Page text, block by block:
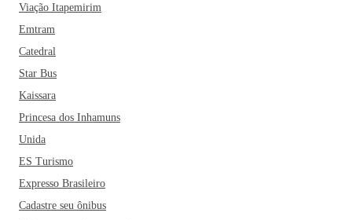
Viação Itapemirim
Emtram
Catedral
Star Bus
Kaissara
Princesa dos Inhamuns
Unida
ES Turismo
Expresso Brasileiro
Cadastre seu ônibus